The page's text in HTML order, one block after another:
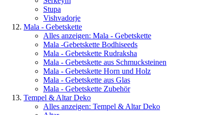
Stupa
Vishvadorje
Mala - Gebetskette
Alles anzeigen: Mala - Gebetskette
Mala -Gebetskette Bodhiseeds
Mala - Gebetskette Rudraksha
Mala - Gebetskette aus Schmucksteinen
Mala - Gebetskette Horn und Holz
Mala - Gebetskette aus Glas
Mala - Gebetskette Zubehör
Tempel & Altar Deko
Alles anzeigen: Tempel & Altar Deko